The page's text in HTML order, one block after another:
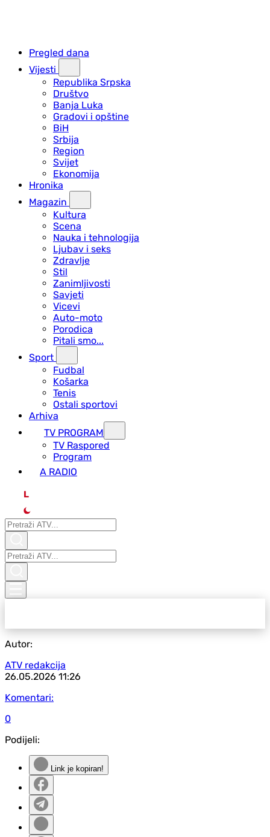
Pregled dana
Vijesti
Republika Srpska
Društvo
Banja Luka
Gradovi i opštine
BiH
Srbija
Region
Svijet
Ekonomija
Hronika
Magazin
Kultura
Scena
Nauka i tehnologija
Ljubav i seks
Zdravlje
Stil
Zanimljivosti
Savjeti
Vicevi
Auto-moto
Porodica
Pitali smo...
Sport
Fudbal
Košarka
Tenis
Ostali sportovi
Arhiva
TV PROGRAM
ТV Raspored
Program
A RADIO
L
Autor:
ATV redakcija
26.05.2026 11:26
Komentari:
0
Podijeli:
Link je kopiran!